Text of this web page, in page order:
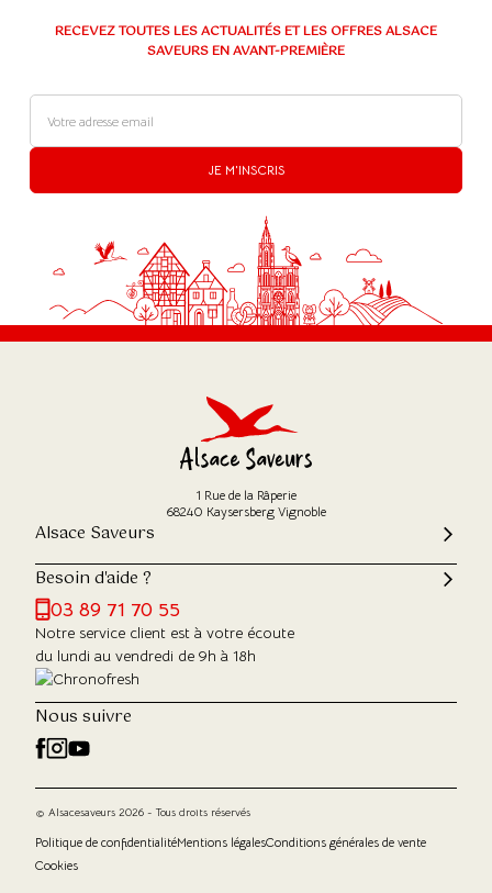
RECEVEZ TOUTES LES ACTUALITÉS ET LES OFFRES ALSACE
SAVEURS EN AVANT-PREMIÈRE
JE M'INSCRIS
1 Rue de la Râperie
68240 Kaysersberg Vignoble
Alsace Saveurs
Besoin d'aide ?
03 89 71 70 55
Notre service client est à votre écoute
du lundi au vendredi de 9h à 18h
Nous suivre
© Alsacesaveurs 2026 - Tous droits réservés
Politique de confidentialitéMentions légalesConditions générales de vente
Cookies